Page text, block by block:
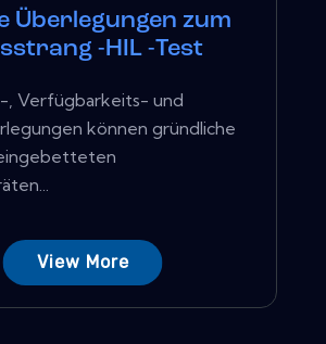
Überlegungen zum
-HIL -Test
, Verfügbarkeits- und
können gründliche
View More